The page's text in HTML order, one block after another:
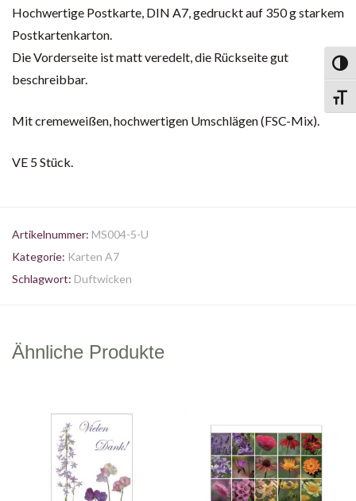
Hochwertige Postkarte, DIN A7, gedruckt auf 350 g starkem
Postkartenkarton.
Die Vorderseite ist matt veredelt, die Rückseite gut
beschreibbar.
Mit cremeweißen, hochwertigen Umschlägen (FSC-Mix).
VE 5 Stück.
Artikelnummer: MS004-5-U
Kategorie: Karten A7
Schlagwort: Duftwicken
Ähnliche Produkte